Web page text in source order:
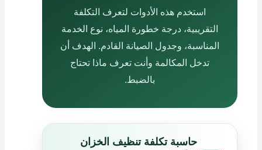
استخدم هذه الأدوات لتعرف التكلفة
التقريبية، درجة خطورة المياه، نوع الخدمة
المناسبة، وجدول الصيانة القادم. الهدف أن
تدخل المكالمة وأنت تعرف ماذا تحتاج
بالضبط.
حاسبة تكلفة تنظيف الخزان